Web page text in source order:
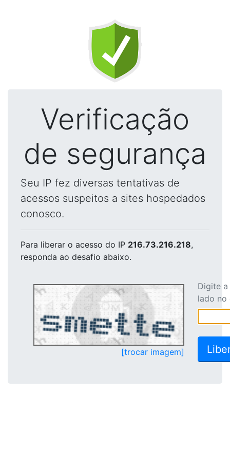
Verificação
de segurança
Seu IP fez diversas tentativas de
acessos suspeitos a sites hospedados
conosco.
Para liberar o acesso do IP 216.73.216.218,
responda ao desafio abaixo.
[trocar imagem]
Digite
lado no